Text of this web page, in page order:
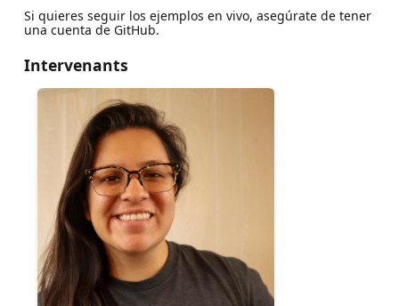
Si quieres seguir los ejemplos en vivo, asegúrate de tener
una cuenta de GitHub.
Intervenants